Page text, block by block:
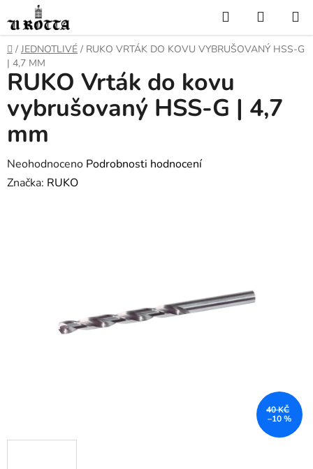
na
obsah
Hledat
KOŠÍK
DOMŮ
/ JEDNOTLIVÉ / RUKO VRTÁK DO KOVU VYBRUŠOVANÝ HSS-G
| 4,7 MM
RUKO Vrták do kovu
vybrušovaný HSS-G | 4,7
mm
Průměrné
hodnocení
Neohodnoceno Podrobnosti hodnocení
Značka: RUKO
40 KČ
–10 %